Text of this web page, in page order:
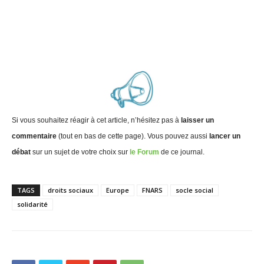
Si vous souhaitez réagir à cet article, n’hésitez pas à laisser un
commentaire (tout en bas de cette page). Vous pouvez aussi lancer un
débat sur un sujet de votre choix sur le Forum de ce journal.
TAGS droits sociaux Europe FNARS
socle social
solidarité